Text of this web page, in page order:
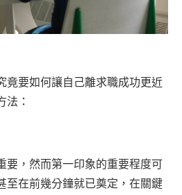
竟要如何讓自己離求職成功更近
法：
要，然而第一印象的重要程度可
至在前幾分鐘就已奠定，在關鍵